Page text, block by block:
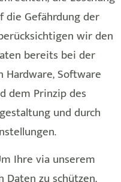
die Gefährdung der
wir den
bereits bei der
Hardware, Software
dem Prinzip des
und durch
Ihre via unserem